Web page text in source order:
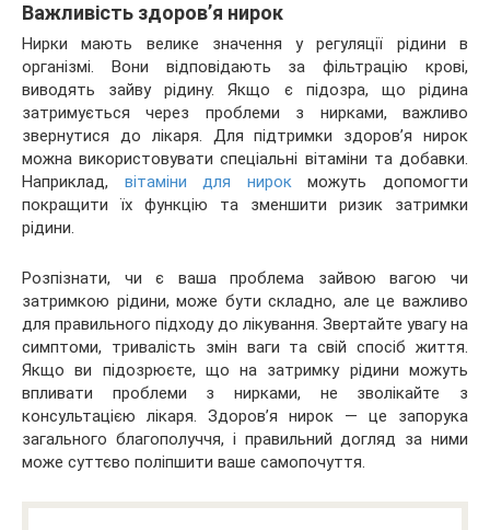
Важливість здоров’я нирок
Нирки мають велике значення у регуляції рідини в
організмі. Вони відповідають за фільтрацію крові,
виводять зайву рідину. Якщо є підозра, що рідина
затримується через проблеми з нирками, важливо
звернутися до лікаря. Для підтримки здоров’я нирок
можна використовувати спеціальні вітаміни та добавки.
Наприклад, вітаміни для нирокможуть допомогти
покращити їх функцію та зменшити ризик затримки
рідини.
Розпізнати, чи є ваша проблема зайвою вагою чи
затримкою рідини, може бути складно, але це важливо
для правильного підходу до лікування. Звертайте увагу на
симптоми, тривалість змін ваги та свій спосіб життя.
Якщо ви підозрюєте, що на затримку рідини можуть
впливати проблеми з нирками, не зволікайте з
консультацією лікаря. Здоров’я нирок — це запорука
загального благополуччя, і правильний догляд за ними
може суттєво поліпшити ваше самопочуття.